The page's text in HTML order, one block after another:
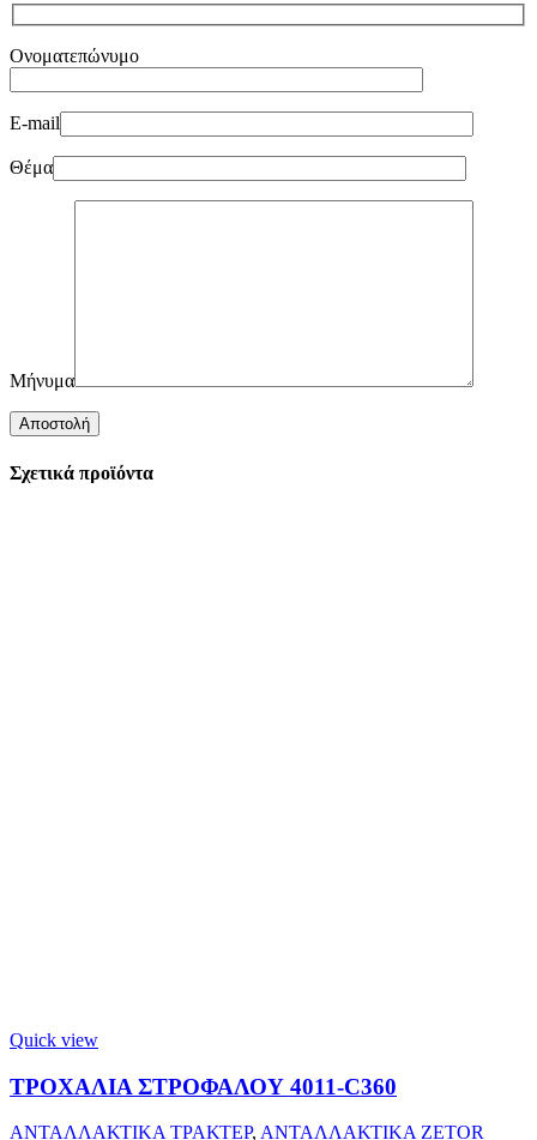
Ονοματεπώνυμο
E-mail
Θέμα
Μήνυμα
Σχετικά προϊόντα
Quick view
ΤΡΟΧΑΛΙΑ ΣΤΡΟΦΑΛΟΥ 4011-C360
ΑΝΤΑΛΛΑΚΤΙΚΑ ΤΡΑΚΤΕΡ, ΑΝΤΑΛΛΑΚΤΙΚΑ ZETOR